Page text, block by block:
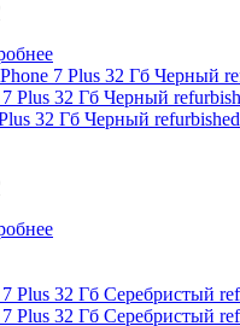
32 Гб Черный refurbished